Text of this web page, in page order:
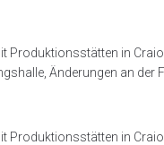
Produktionsstätten in
Änderungen an
Produktionsstätten in